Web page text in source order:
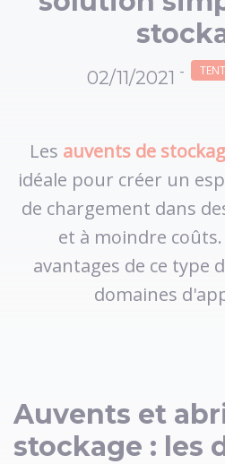
02/11/2021 -
Les auvents de
idéale pour créer un
de chargement dans
et à moindre
avantages de ce type
domaines
Auvents et
stockage : les